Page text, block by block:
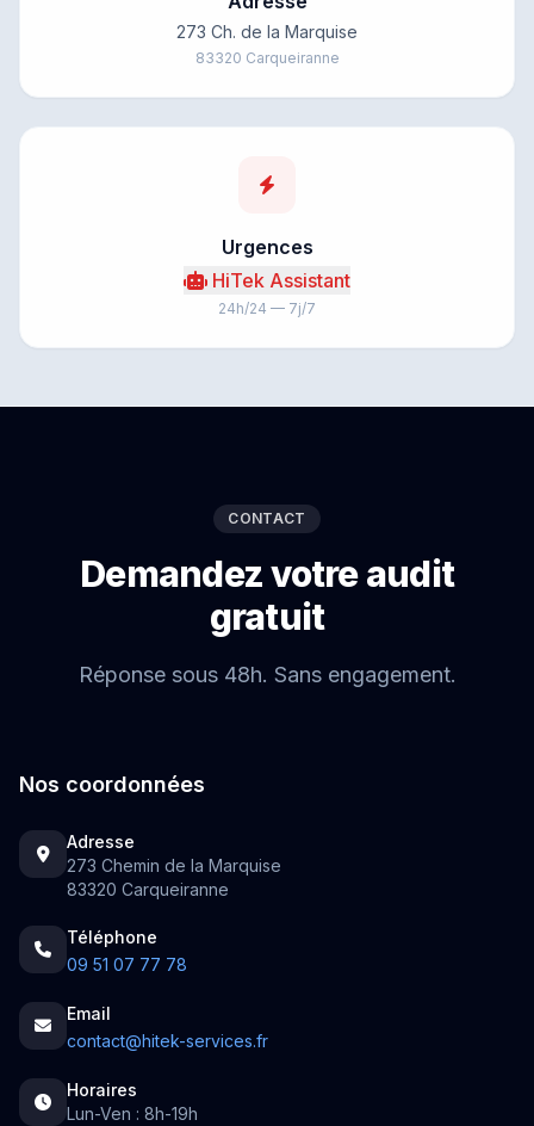
273 Ch. de la Marquise
83320 Carqueiranne
Urgences
HiTek Assistant
24h/24 — 7j/7
CONTACT
Demandez votre audit
gratuit
Réponse sous 48h. Sans engagement.
Nos coordonnées
Adresse
273 Chemin de la Marquise
83320 Carqueiranne
Téléphone
09 51 07 77 78
Email
contact@hitek-services.fr
Horaires
Lun-Ven : 8h-19h